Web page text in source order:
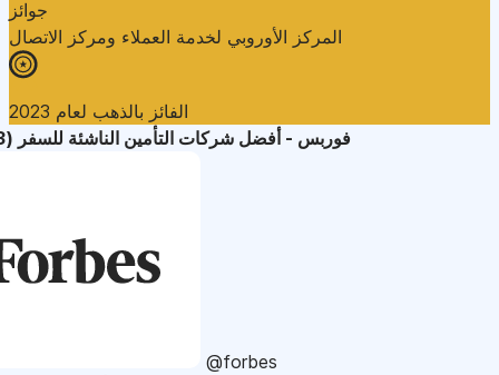
جوائز
المركز الأوروبي لخدمة العملاء ومركز الاتصال
الفائز بالذهب لعام 2023
فوربس - أفضل شركات التأمين الناشئة للسفر (2023)
@forbes